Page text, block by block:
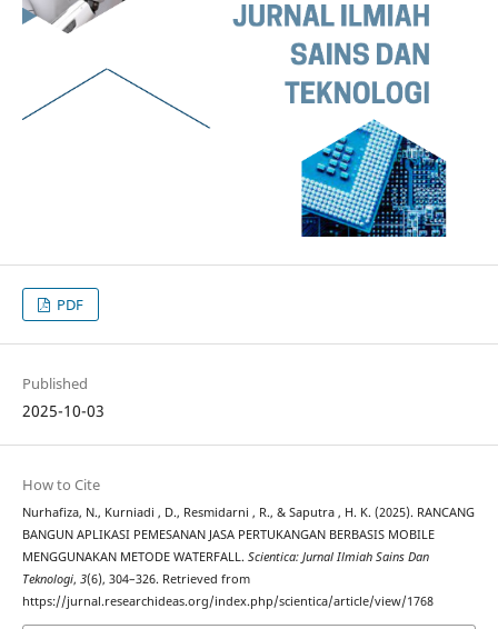
PDF
Published
2025-10-03
How to Cite
Nurhafiza, N., Kurniadi , D., Resmidarni , R., & Saputra , H. K. (2025). RANCANG
BANGUN APLIKASI PEMESANAN JASA PERTUKANGAN BERBASIS MOBILE
MENGGUNAKAN METODE WATERFALL. Scientica: Jurnal Ilmiah Sains Dan
Teknologi, 3(6), 304–326. Retrieved from
https://jurnal.researchideas.org/index.php/scientica/article/view/1768